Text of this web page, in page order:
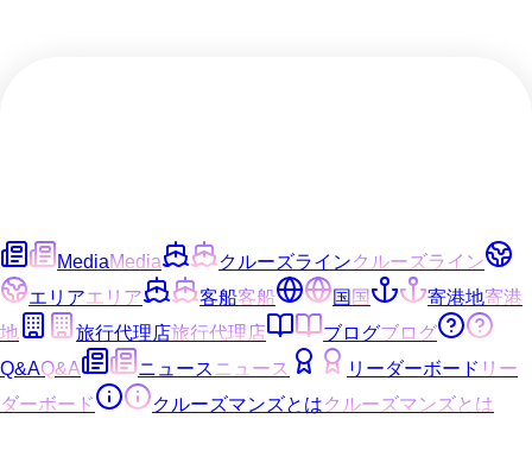
MediaMedia クルーズラインクルーズライン
エリアエリア 客船客船 国国 寄港地寄港
地
旅行代理店旅行代理店 ブログブログ
Q&AQ&A ニュース ニュース リーダーボード リー
ダーボード
クルーズマンズとはクルーズマンズとは